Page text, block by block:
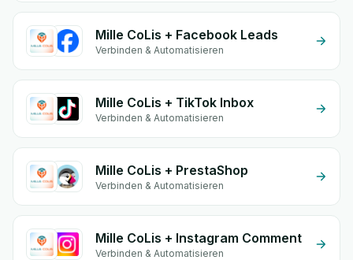
Mille CoLis + Facebook Leads
Verbinden & Automatisieren
Mille CoLis + TikTok Inbox
Verbinden & Automatisieren
Mille CoLis + PrestaShop
Verbinden & Automatisieren
Mille CoLis + Instagram Comment
Verbinden & Automatisieren